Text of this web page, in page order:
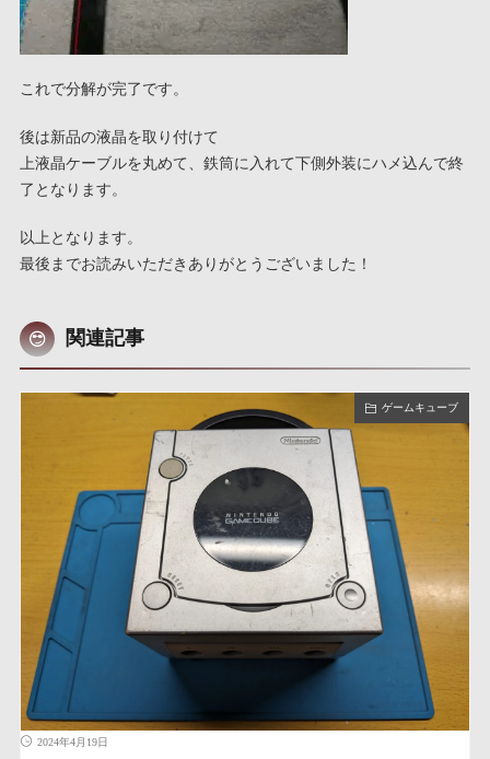
これで分解が完了です。
後は新品の液晶を取り付けて
上液晶ケーブルを丸めて、鉄筒に入れて下側外装にハメ込んで終
了となります。
以上となります。
最後までお読みいただきありがとうございました！
関連記事
ゲームキューブ
2024年4月19日